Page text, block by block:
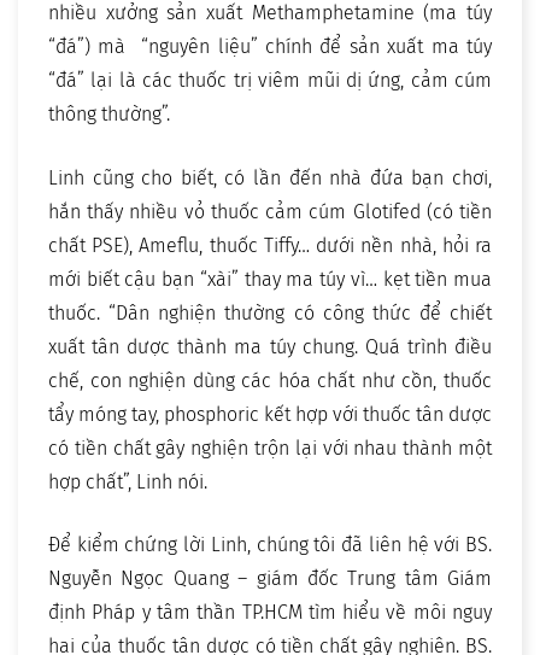
nhiều xưởng sản xuất Methamphetamine (ma túy
“đá”) mà “nguyên liệu” chính để sản xuất ma túy
“đá” lại là các thuốc trị viêm mũi dị ứng, cảm cúm
thông thường”.
Linh cũng cho biết, có lần đến nhà đứa bạn chơi,
hắn thấy nhiều vỏ thuốc cảm cúm Glotifed (có tiền
chất PSE), Ameflu, thuốc Tiffy… dưới nền nhà, hỏi ra
mới biết cậu bạn “xài” thay ma túy vì… kẹt tiền mua
thuốc. “Dân nghiện thường có công thức để chiết
xuất tân dược thành ma túy chung. Quá trình điều
chế, con nghiện dùng các hóa chất như cồn, thuốc
tẩy móng tay, phosphoric kết hợp với thuốc tân dược
có tiền chất gây nghiện trộn lại với nhau thành một
hợp chất”, Linh nói.
Để kiểm chứng lời Linh, chúng tôi đã liên hệ với BS.
Nguyễn Ngọc Quang – giám đốc Trung tâm Giám
định Pháp y tâm thần TP.HCM tìm hiểu về môi nguy
hại của thuốc tân dược có tiền chất gây nghiện. BS.